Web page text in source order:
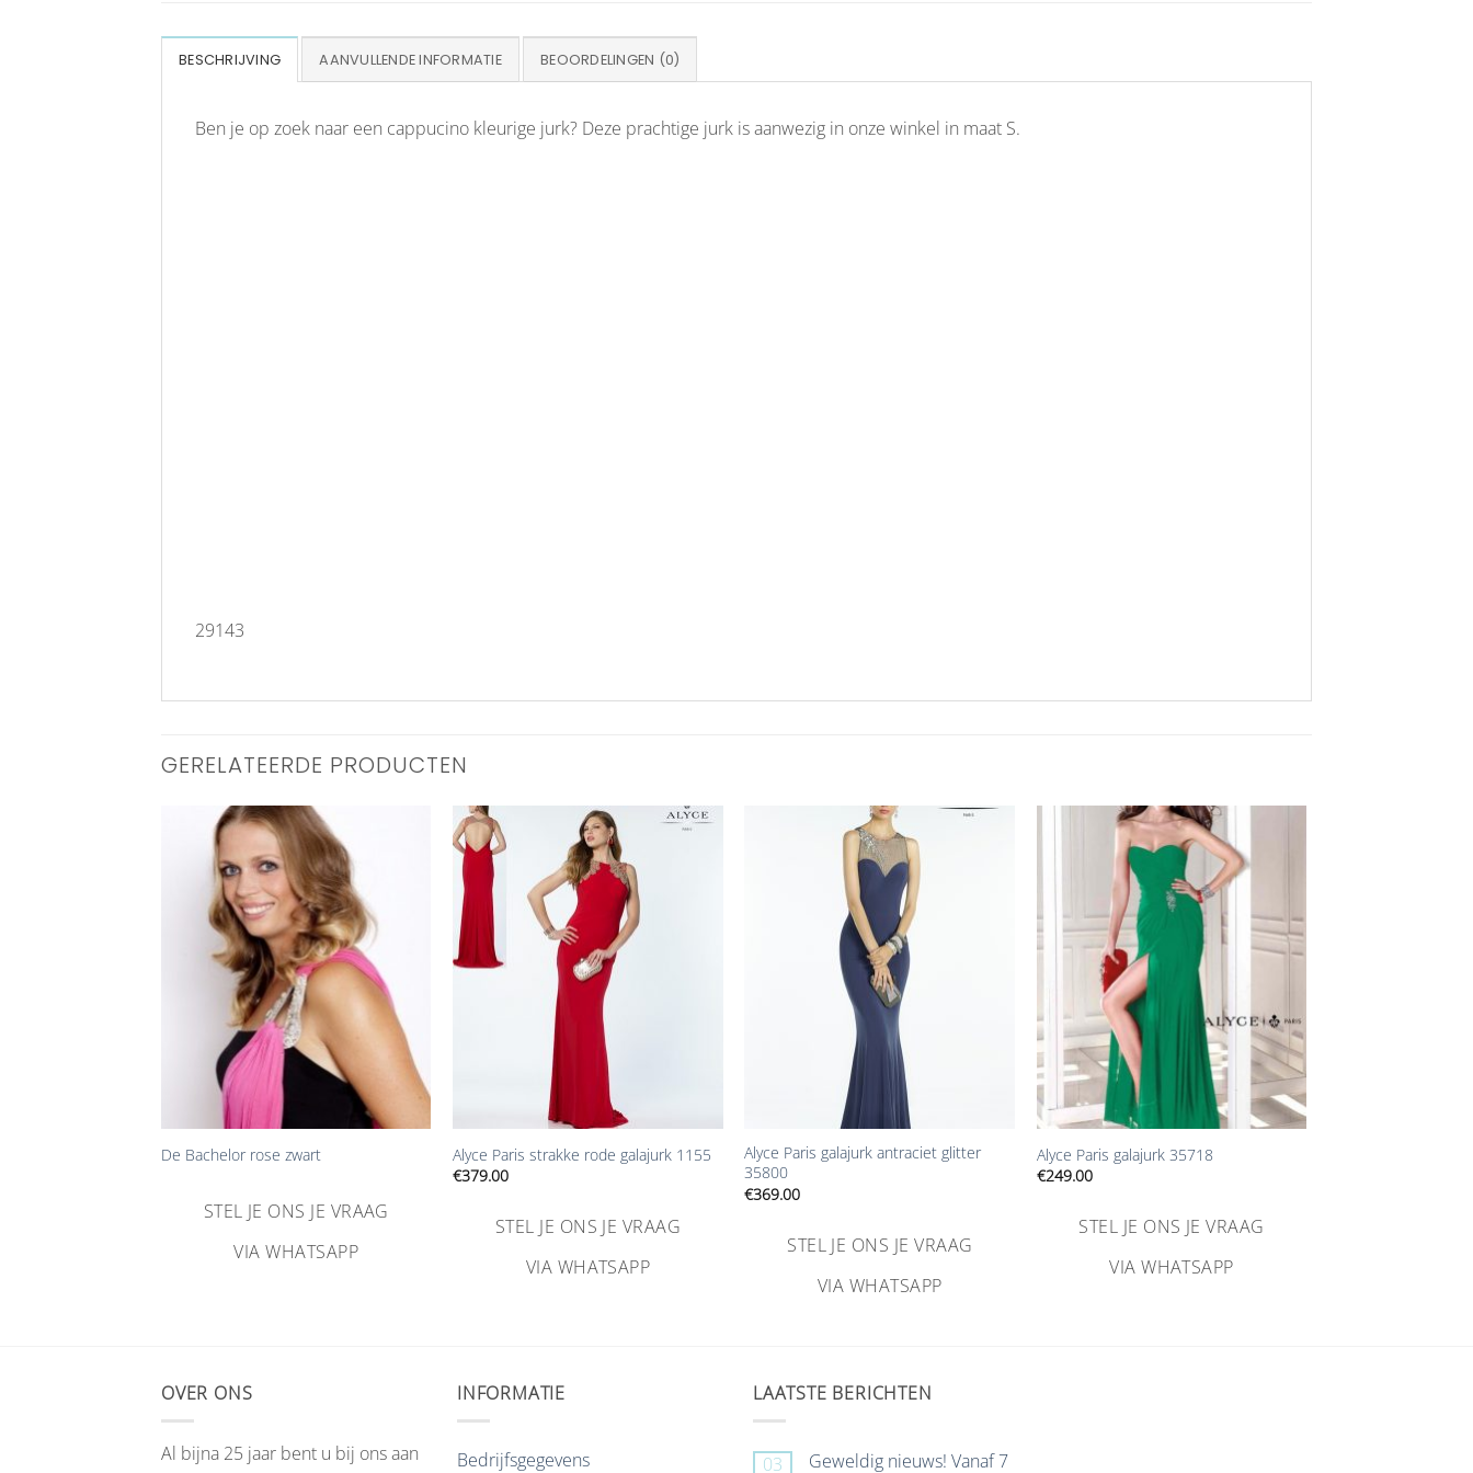
BESCHRIJVING AANVULLENDE INFORMATIE BEOORDELINGEN (0)
Ben je op zoek naar een cappucino kleurige jurk? Deze prachtige jurk is aanwezig in onze winkel in maat S.
29143
GERELATEERDE PRODUCTEN
verlanglijst
toevoegen
De Bachelor rose zwart
STEL JE ONS JE VRAAG
VIA WHATSAPP
Alyce Paris strakke rode galajurk 1155
€379.00
STEL JE ONS JE VRAAG
VIA WHATSAPP
Alyce Paris galajurk antraciet glitter
35800
€369.00
STEL JE ONS JE VRAAG
VIA WHATSAPP
Aan
verlanglijst
+
Alyce Paris galajurk 35718
€249.00
STEL JE ONS JE VRAAG
VIA WHATSAPP
OVER ONS
Al bijna 25 jaar bent u bij ons aan
INFORMATIE
Bedrijfsgegevens
LAATSTE BERICHTEN
03
Geweldig nieuws! Vanaf 7